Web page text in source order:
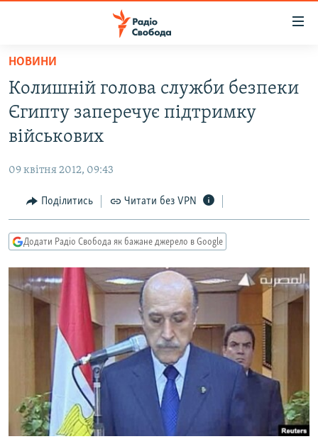
Перейти
основного
матеріалу
Перейти
до
основної
Перейти
до
пошуку
СТАТТІ
СУСПІЛЬСТВО
УКРАЇНА
РОСІЙСЬКА «ФІЛЬТРАЦІЯ»
ДОНБАС.РЕАЛІЇ
ТИ ЯК?
СХЕМИ
КИТАЙ.ВИКЛИКИ
МУЛЬТИМЕДІА
СПЕЦПРОЄКТИ
ПОДКАСТИ
НОВИНИ
Колишній голова служби безпеки
Єгипту заперечує підтримку
військових
09 квітня 2012, 09:43
Поділитись Читати без VPN
Додати Радіо Свобода як бажане джерело в Google